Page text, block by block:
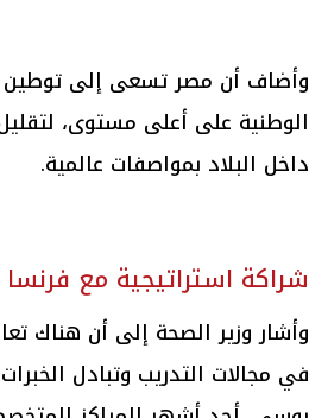
وأضاف أن مصر تسعى إلى توطين
الوطنية على أعلى مستوى،
داخل البلاد بمواصفات عالمية.
شراكة استراتيجية مع فرنسا
وأشار وزير الصحة إلى أن هناك
في مجالات التدريب وتبادل